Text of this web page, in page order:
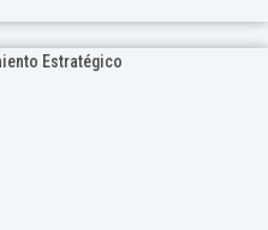
Estratégico